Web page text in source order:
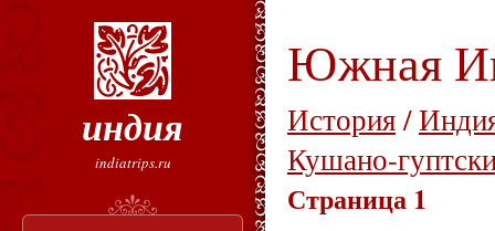
индия
indiatrips.ru
Южная
История/
Кушано-
Страница 1